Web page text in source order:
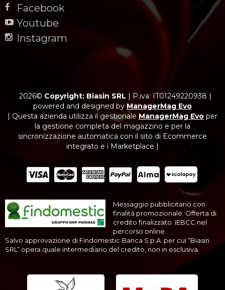
Facebook
Youtube
Instagram
2026© Copyright: Biasin SRL | P.iva: IT01249220938 |
powered and designed by ManagerMag Evo
| Questa azienda utilizza il gestionale ManagerMag Evo per
la gestione completa del magazzino e per la
sincronizzazione automatica con il sito di Ecommerce
integrato e i Marketplace |
Messaggio pubblicitario con
finalità promozionale. Offerta di
credito finalizzato. IEBCC nel
percorso online.
Salvo approvazione di Findomestic Banca S.p.A. per cui “Biasin
SRL” opera quale intermediario del credito, non in esclusiva.